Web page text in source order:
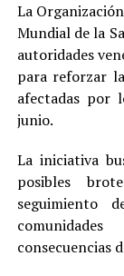
La
Mundial de la
autoridades
para reforzar
afectadas por
junio.
La iniciativa
posibles
seguimiento
consecuencias